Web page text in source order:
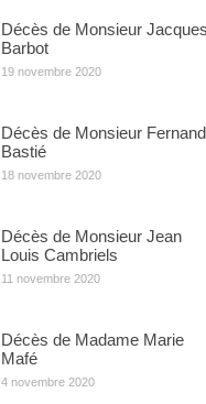
Décès de Monsieur Jacques
Barbot
19 novembre 2020
Décès de Monsieur Fernand
Bastié
18 novembre 2020
Décès de Monsieur Jean
Louis Cambriels
11 novembre 2020
Décès de Madame Marie
Mafé
4 novembre 2020